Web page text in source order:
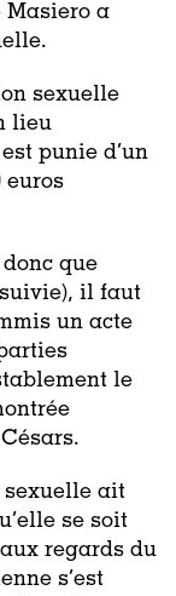
Masiero a
sexuelle
lieu
punie d’un
euros
que
il faut
un acte
le
sexuelle ait
se soit
regards du
s’est